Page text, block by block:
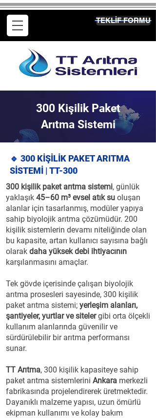
TEKLİF FORMU
300 Kişilik Paket
Arıtma Sistemi
🔹 300 KİŞİLİK PAKET ARITMA
SİSTEMİ | TT-300
300 kişilik paket arıtma sistemi, günlük
yaklaşık 45–60 m³ evsel atık su oluşan
alanlar için tasarlanmış, modüler yapıya
sahip biyolojik arıtma çözümüdür. 200
kişilik sistemlerin devamı niteliğinde olan
bu kapasite, artan kullanıcı sayısına bağlı
olarak daha yüksek debi ihtiyacının
karşılanmasını amaçlar.
Tek gövde içerisinde çalışan biyolojik
arıtma prosesleri sayesinde, 300 kişilik
paket arıtma sistemi; yerleşim alanları,
şantiyeler, yurtlar ve sitelergibi orta ölçekli
kullanım alanlarında güvenilir ve
sürdürülebilir bir arıtma performansı
sunar.
TT Arıtma, 300 kişilik kapasiteye sahip
paket arıtma sistemlerini Ankara merkezli
fabrikasında projelendirerek üretmektedir.
Dayanıklı malzeme yapısı, uzun ömürlü
ekipman kullanımı ve kolay bakım